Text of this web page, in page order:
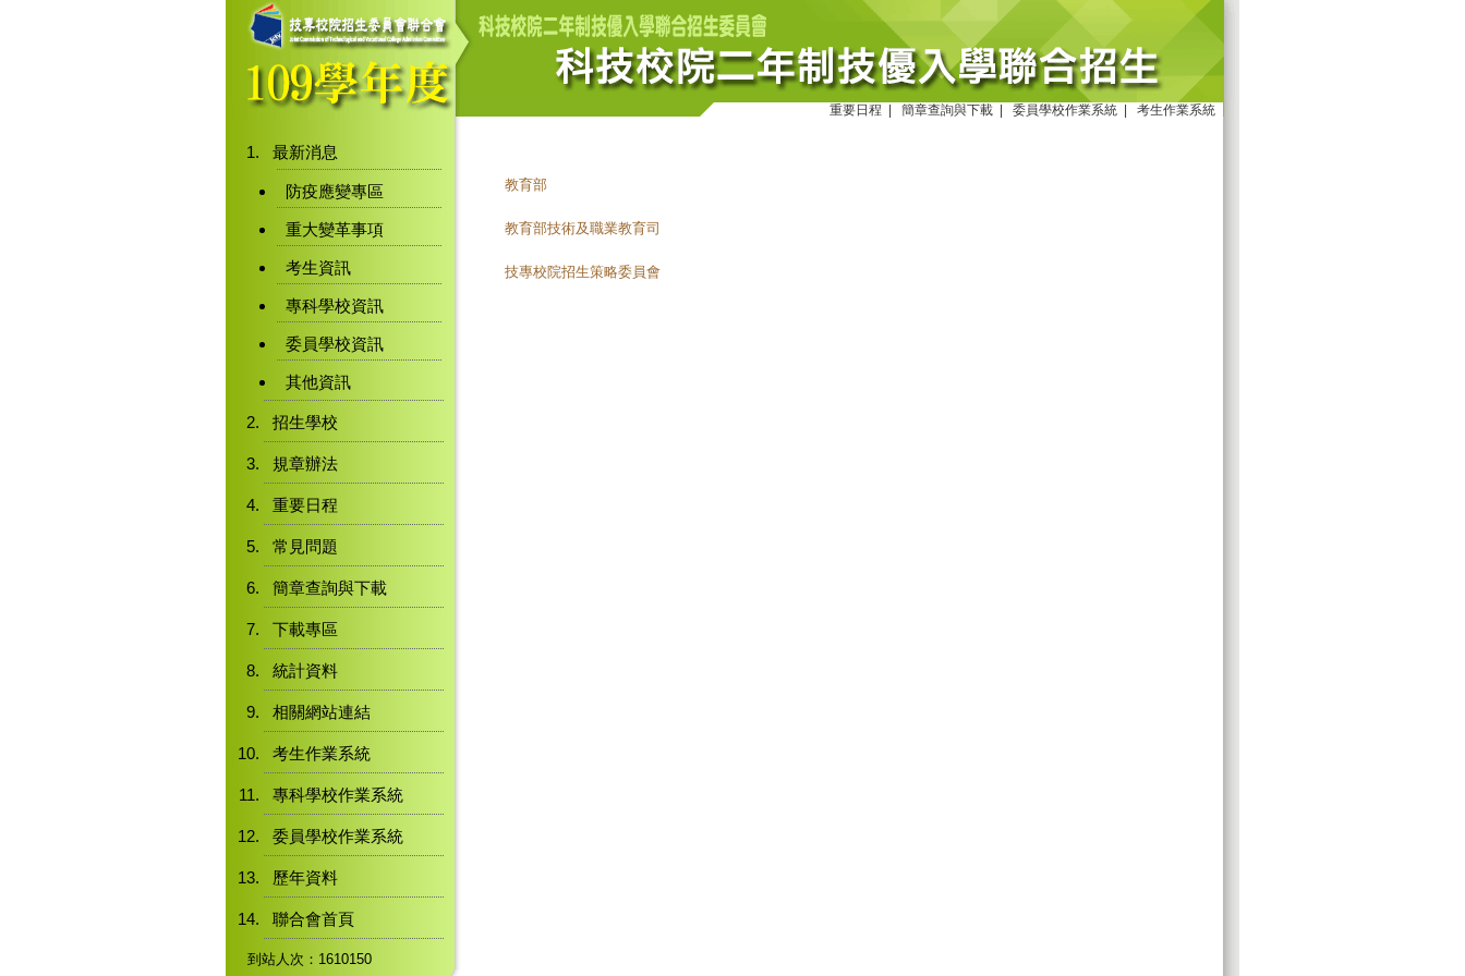
重要日程 簡章查詢與下載 委員學校作業系統 考生作業系統
最新消息
防疫應變專區
重大變革事項
考生資訊
專科學校資訊
委員學校資訊
其他資訊
招生學校
規章辦法
重要日程
常見問題
簡章查詢與下載
下載專區
統計資料
相關網站連結
考生作業系統
專科學校作業系統
委員學校作業系統
歷年資料
聯合會首頁
到站人次：1610150
教育部
教育部技術及職業教育司
技專校院招生策略委員會